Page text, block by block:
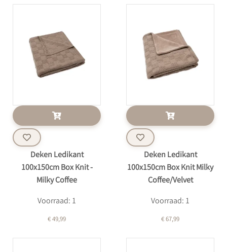
Deken Ledikant
100x150cm Box Knit -
Milky Coffee
Voorraad: 1
€ 49,99
Deken Ledikant
100x150cm Box Knit Milky
Coffee/Velvet
Voorraad: 1
€ 67,99